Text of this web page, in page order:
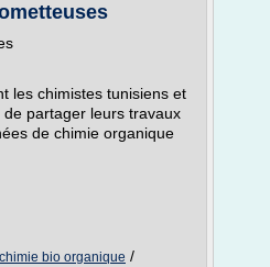
les chimistes tunisiens et
partager leurs travaux
de chimie organique
bio organique /